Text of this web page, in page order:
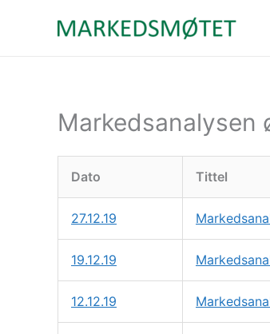
Markedsanalysen
Dato Tittel
27.12.19
19.12.19
12.12.19